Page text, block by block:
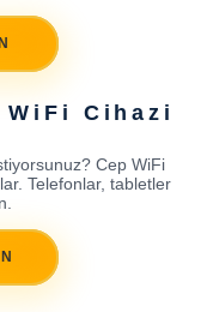
Cihazi
Cep WiFi
Telefonlar, tabletler